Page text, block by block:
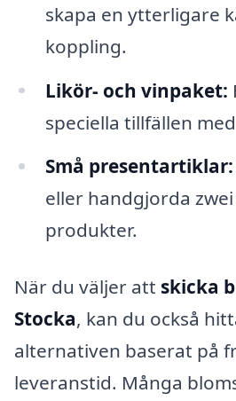
skapa en ytterligare
koppling.
Likör- och vinpaket:
speciella tillfällen
Små presentartiklar:
eller handgjorda
produkter.
När du väljer att skicka
Stocka, kan du också
alternativen baserat på
leveranstid. Många